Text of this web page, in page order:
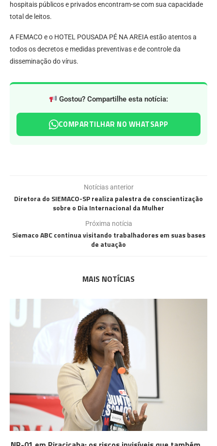
hospitais públicos e privados encontram-se com sua capacidade
total de leitos.
A FEMACO e o HOTEL POUSADA PÉ NA AREIA estão atentos a
todos os decretos e medidas preventivas e de controle da
disseminação do vírus.
Gostou? Compartilhe esta notícia:
COMPARTILHAR NO WHATSAPP
Notícias anterior
Diretora do SIEMACO-SP realiza palestra de conscientização
sobre o Dia Internacional da Mulher
Próxima notícia
Siemaco ABC continua visitando trabalhadores em suas bases
de atuação
MAIS NOTÍCIAS